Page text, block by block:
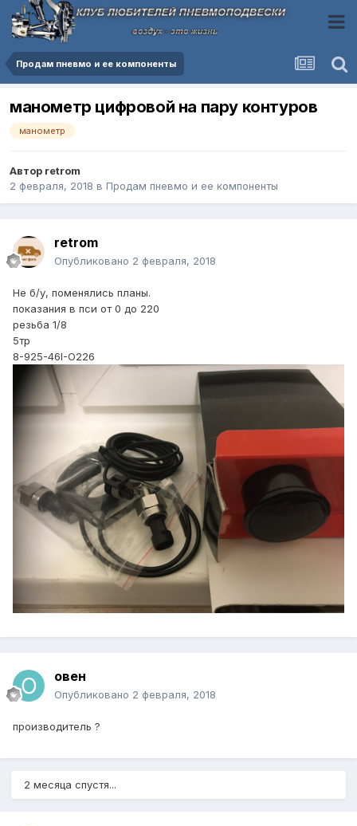
Продам пневмо и ее компоненты
манометр цифровой на пару контуров
манометр
Автор retrom
2 февраля, 2018 в Продам пневмо и ее компоненты
retrom
Опубликовано 2 февраля, 2018
Не б/у, поменялись планы.
показания в пси от 0 до 220
резьба 1/8
5тр
8-925-46I-O226
овен
Опубликовано 2 февраля, 2018
производитель ?
2 месяца спустя...